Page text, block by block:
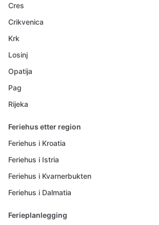
Cres
Crikvenica
Krk
Losinj
Opatija
Pag
Rijeka
Feriehus etter region
Feriehus i Kroatia
Feriehus i Istria
Feriehus i Kvarnerbukten
Feriehus i Dalmatia
Ferieplanlegging